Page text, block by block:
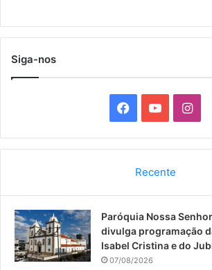
Siga-nos
a
b
o
o
u
b
I
n
a
g
Recente
Paróquia Nossa
divulga programação
Isabel Cristina e do
07/08/2026